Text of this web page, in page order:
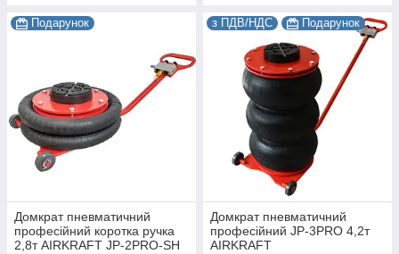
Подарунок
Домкрат пневматичний
професійний коротка ручка
2,8т AIRKRAFT JP-2PRO-SH
з ПДВ/НДС Подарунок
Домкрат пневматичний
професійний JP-3PRO 4,2т
AIRKRAFT